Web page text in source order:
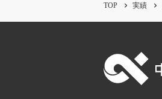
TOP 実績